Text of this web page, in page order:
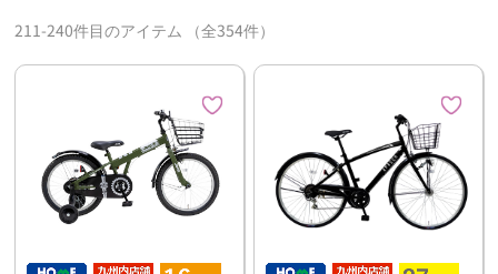
211-240件目のアイテム （全354件）